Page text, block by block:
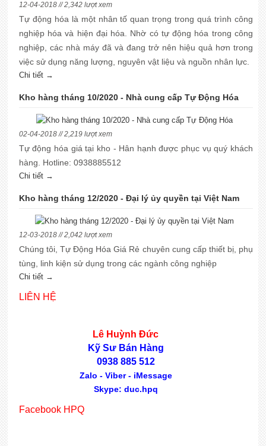
12-04-2018 // 2,342 lượt xem
Tự động hóa là một nhân tố quan trọng trong quá trình công
nghiệp hóa và hiện đại hóa. Nhờ có tự động hóa trong công
nghiệp, các nhà máy đã và đang trở nên hiệu quả hơn trong
việc sử dụng năng lượng, nguyên vật liệu và nguồn nhân lực.
Chi tiết →
Kho hàng tháng 10/2020 - Nhà cung cấp Tự Động Hóa
02-04-2018 // 2,219 lượt xem
Tự động hóa giá tại kho - Hân hạnh được phục vụ quý khách
hàng. Hotline: 0938885512
Chi tiết →
Kho hàng tháng 12/2020 - Đại lý ủy quyền tại Việt Nam
12-03-2018 // 2,042 lượt xem
Chúng tôi, Tự Động Hóa Giá Rẻ chuyên cung cấp thiết bị, phụ
tùng, linh kiện sử dụng trong các ngành công nghiệp
Chi tiết →
LIÊN HỆ
Lê Huỳnh Đức
Kỹ Sư Bán Hàng
0938 885 512
Zalo - Viber - iMessage
Skype: duc.hpq
Facebook HPQ